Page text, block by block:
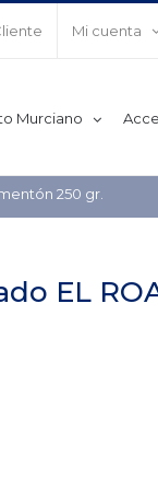
Mi cuenta
Murciano
250 gr.
EL